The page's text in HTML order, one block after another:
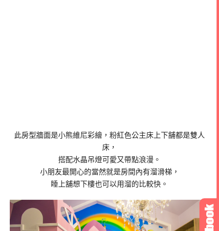
此房型牆面是小熊維尼彩繪，粉紅色公主床上下舖都是雙人
床，
搭配水晶吊燈可愛又帶點浪漫。
小朋友最開心的當然就是房間內有溜滑梯，
睡上舖想下樓也可以用溜的比較快。